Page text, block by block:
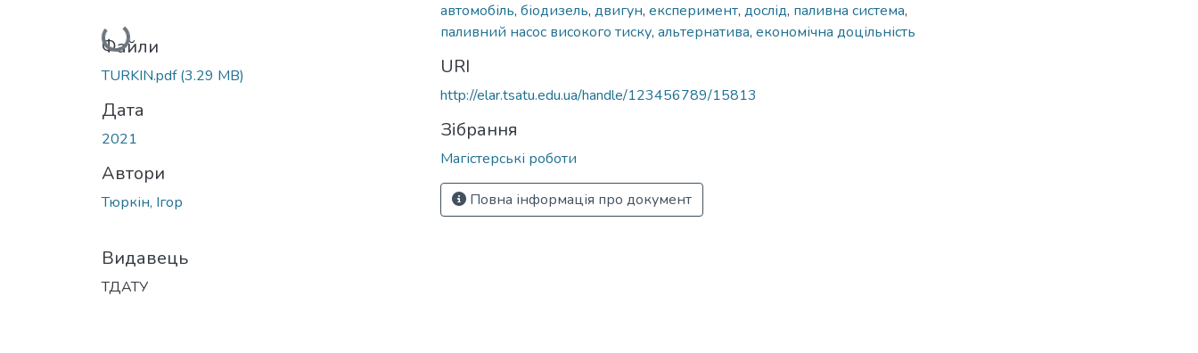
Вантажиться...
Файли
TURKIN.pdf(3.29 MB)
Дата
2021
Автори
Тюркін, Ігор
Видавець
ТДАТУ
автомобіль, біодизель, двигун, експеримент, дослід, паливна система,
паливний насос високого тиску, альтернатива, економічна доцільність
URI
http://elar.tsatu.edu.ua/handle/123456789/15813
Зібрання
Магістерські роботи
Повна інформація про документ